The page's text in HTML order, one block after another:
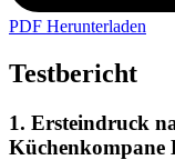
PDF Herunterladen
Testbericht
1. Ersteindruck
Küchenkompane